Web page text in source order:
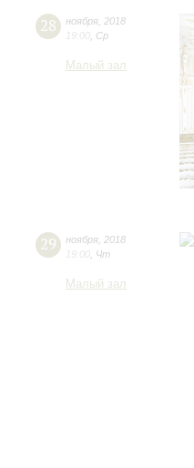
28 ноября 2018
19:00 Ср
Малый зал
29 ноября 2018
19:00 Чт
Малый зал